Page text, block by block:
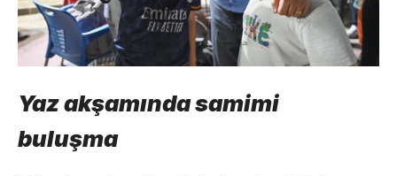
Yaz akşamında samimi
buluşma